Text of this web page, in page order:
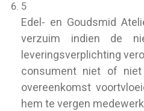
5
Edel- en Goudsmid
verzuim indien de
leveringsverplichting
consument niet of
overeenkomst
hem te vergen